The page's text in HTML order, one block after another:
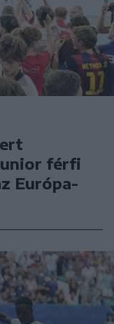
férfi
Európa-